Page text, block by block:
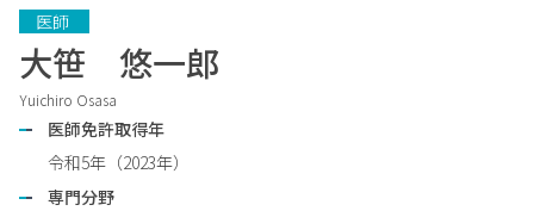
医師
大笹 悠一郎
Yuichiro Osasa
医師免許取得年
令和5年（2023年）
専門分野